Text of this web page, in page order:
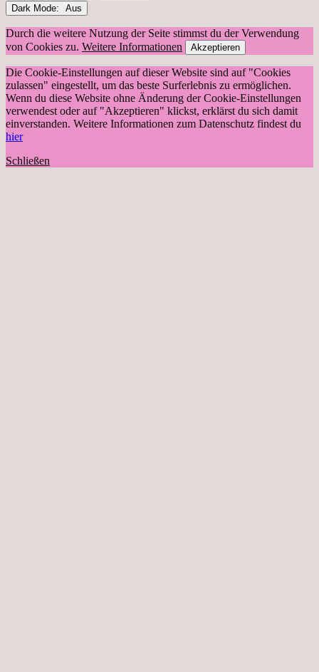
Dark Mode:
Durch die weitere Nutzung der Seite stimmst du der Verwendung
von Cookies zu. Weitere Informationen Akzeptieren
Die Cookie-Einstellungen auf dieser Website sind auf "Cookies
zulassen" eingestellt, um das beste Surferlebnis zu ermöglichen.
Wenn du diese Website ohne Änderung der Cookie-Einstellungen
verwendest oder auf "Akzeptieren" klickst, erklärst du sich damit
einverstanden. Weitere Informationen zum Datenschutz findest du
hier
Schließen